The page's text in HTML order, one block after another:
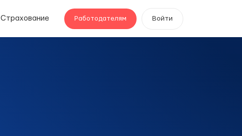
Страхование Работодателям Войти